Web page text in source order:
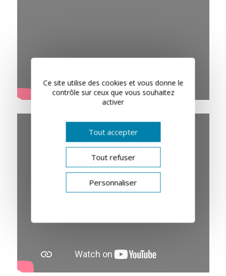
Ce site utilise des cookies et vous donne le
contrôle sur ceux que vous souhaitez
activer
Tout accepter
Tout refuser
Personnaliser